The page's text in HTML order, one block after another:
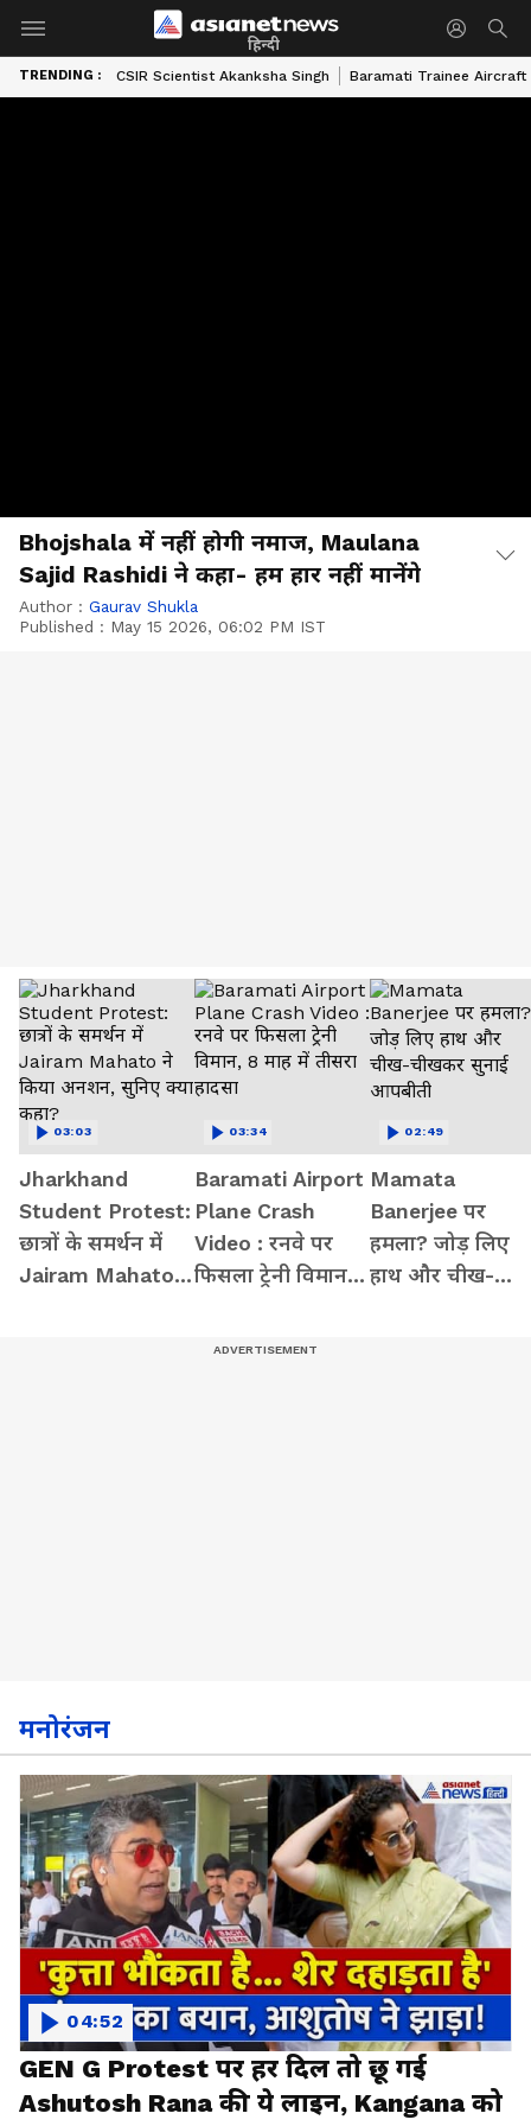
हिन्दी
TRENDING : CSIR Scientist Akanksha Singh Baramati Trainee Aircraft
Bhojshala में नहीं होगी नमाज, Maulana
Sajid Rashidi ने कहा- हम हार नहीं मानेंगे
Author : Gaurav Shukla
Published : May 15 2026, 06:02 PM IST
Jharkhand
Student Protest:
छात्रों के समर्थन में
Jairam Mahato ने
03:03
Baramati Airport
Plane Crash
Video : रनवे पर
फिसला ट्रेनी विमान,
03:34
Mamata
Banerjee पर
हमला? जोड़ लिए
हाथ और चीख-
02:49
मनोरंजन
GEN G Protest पर हर दिल तो छू गई
Ashutosh Rana की ये लाइन, Kangana को
04:52